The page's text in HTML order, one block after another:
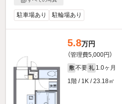
駐車場あり 駐輪場あり
5.8万円
（管理費5,000円）
敷 不要 礼 1.0ヶ月
1階 / 1K / 23.18㎡